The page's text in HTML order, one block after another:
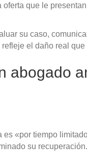
que le
su caso,
el daño real que
abogado
es «por tiempo
su recuperación.